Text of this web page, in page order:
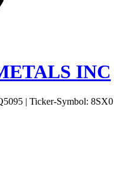
INC
| Ticker-Symbol: 8SX0